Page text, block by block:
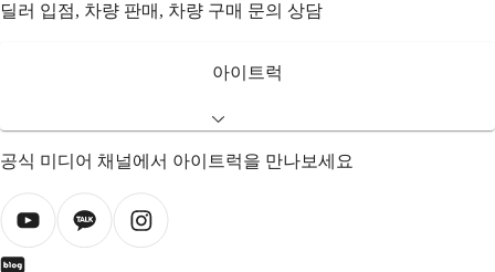
딜러 입점, 차량 판매, 차량 구매 문의 상담
아이트럭
공식 미디어 채널에서 아이트럭을 만나보세요